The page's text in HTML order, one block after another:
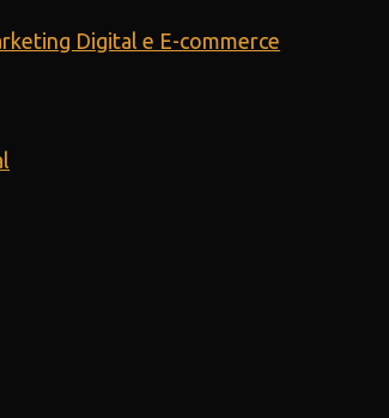
Digital e E-commerce